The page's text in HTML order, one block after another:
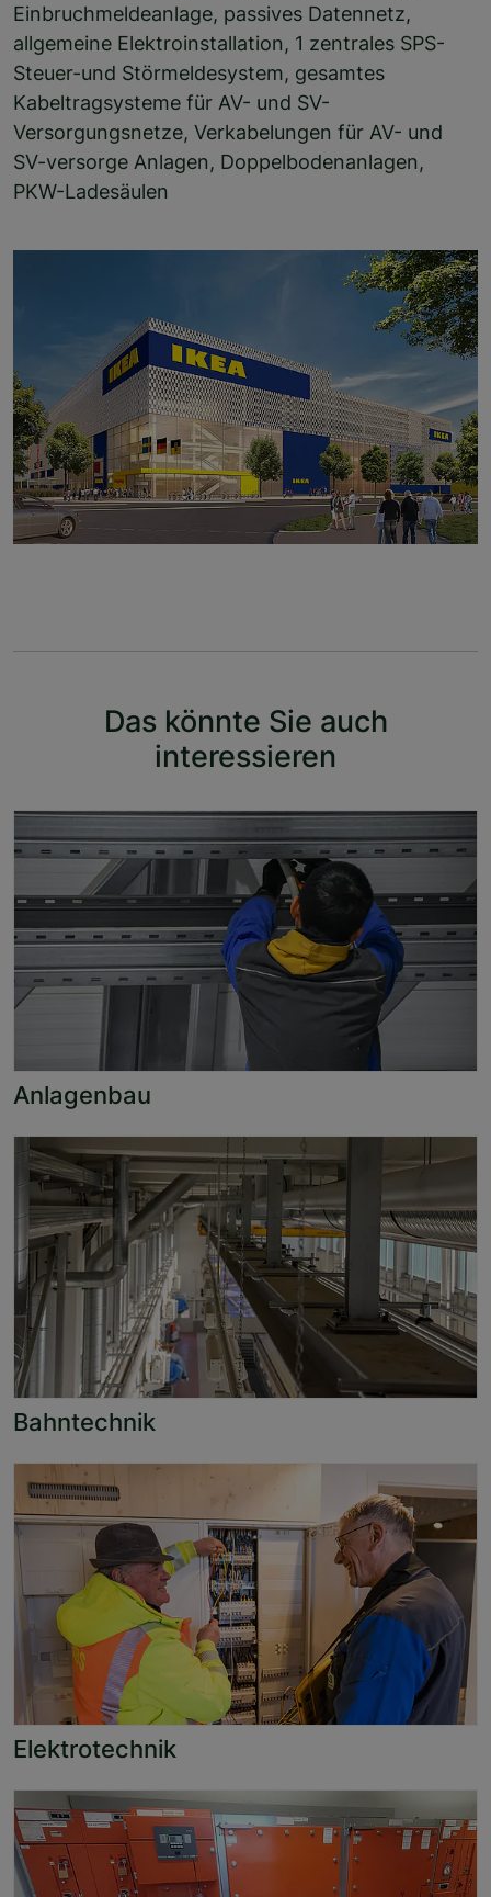
Einbruchmeldeanlage, passives Datennetz,
allgemeine Elektroinstallation, 1 zentrales SPS-
Steuer-und Störmeldesystem, gesamtes
Kabeltragsysteme für AV- und SV-
Versorgungsnetze, Verkabelungen für AV- und
SV-versorge Anlagen, Doppelbodenanlagen,
PKW-Ladesäulen
Das könnte Sie auch
interessieren
Anlagenbau
Bahntechnik
Elektrotechnik